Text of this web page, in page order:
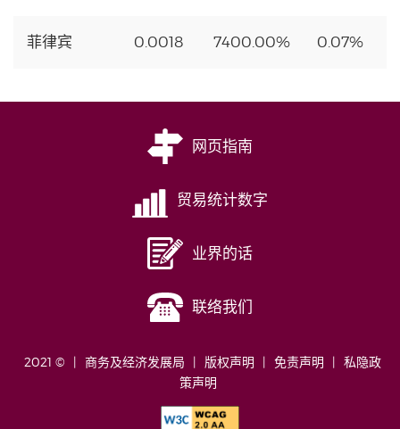
菲律宾 0.0018 7400.00% 0.07%
网页指南
贸易统计数字
业界的话
联络我们
2021 © 商务及经济发展局 版权声明 免责声明
私隐政
策声明